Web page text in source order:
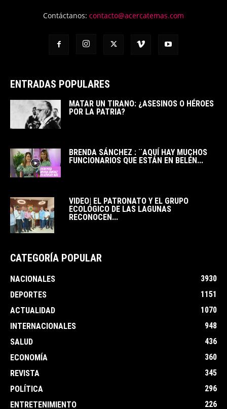
Contáctanos: contacto@acercatemas.com
ENTRADAS POPULARES
MATAR UN TIRANO: ¿ASESINOS O HÉROES
POR LA PATRIA?
BRENDA SÁNCHEZ : ¨AQUÍ HAY MUCHOS
FUNCIONARIOS QUE ESTÁN EN BELÉN...
VIDEO| EL PATRONATO Y EL GRUPO
ECOLÓGICO DE LAS LAGUNAS
RECONOCEN...
CATEGORÍA POPULAR
NACIONALES
3930
DEPORTES
1151
ACTUALIDAD
1070
INTERNACIONALES
948
SALUD
436
ECONOMÍA
360
REVISTA
345
POLÍTICA
296
ENTRETENIMIENTO
226